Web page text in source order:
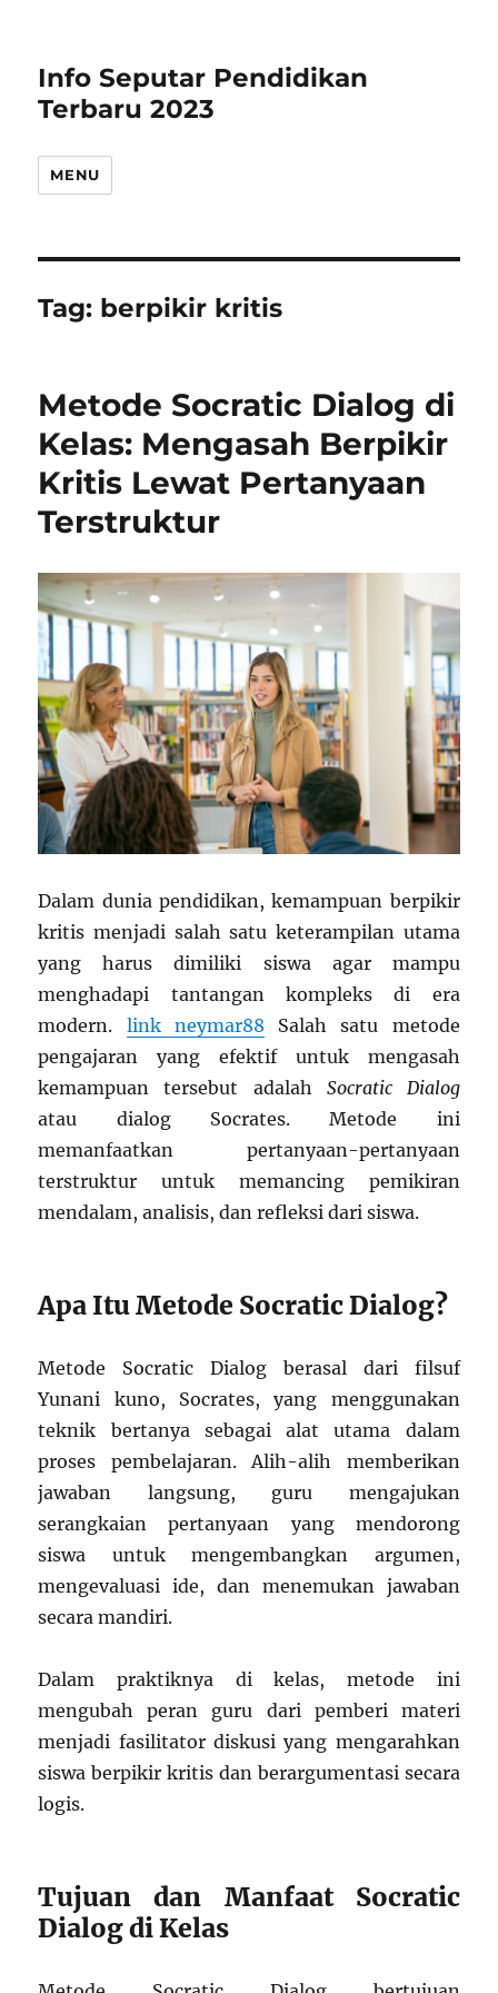
Info Seputar Pendidikan
Terbaru 2023
MENU
Tag: berpikir kritis
Metode Socratic Dialog di
Kelas: Mengasah Berpikir
Kritis Lewat Pertanyaan
Terstruktur
Dalam dunia pendidikan, kemampuan berpikir
kritis menjadi salah satu keterampilan utama
yang harus dimiliki siswa agar mampu
menghadapi tantangan kompleks di era
modern. link neymar88 Salah satu metode
pengajaran yang efektif untuk mengasah
kemampuan tersebut adalah Socratic Dialog
atau dialog Socrates. Metode ini
memanfaatkan pertanyaan-pertanyaan
terstruktur untuk memancing pemikiran
mendalam, analisis, dan refleksi dari siswa.
Apa Itu Metode Socratic Dialog?
Metode Socratic Dialog berasal dari filsuf
Yunani kuno, Socrates, yang menggunakan
teknik bertanya sebagai alat utama dalam
proses pembelajaran. Alih-alih memberikan
jawaban langsung, guru mengajukan
serangkaian pertanyaan yang mendorong
siswa untuk mengembangkan argumen,
mengevaluasi ide, dan menemukan jawaban
secara mandiri.
Dalam praktiknya di kelas, metode ini
mengubah peran guru dari pemberi materi
menjadi fasilitator diskusi yang mengarahkan
siswa berpikir kritis dan berargumentasi secara
logis.
Tujuan dan Manfaat Socratic
Dialog di Kelas